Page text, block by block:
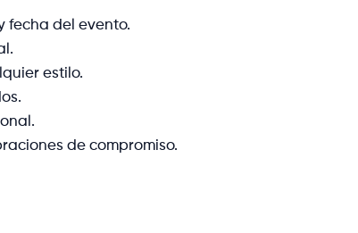
fecha del evento.
estilo.
de compromiso.